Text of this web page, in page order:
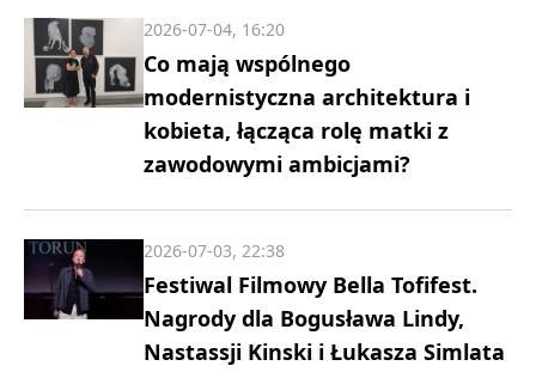
Co mają wspólnego
modernistyczna architektura i
kobieta, łącząca rolę matki z
zawodowymi ambicjami?
2026-07-04, 16:20
Festiwal Filmowy Bella Tofifest.
Nagrody dla Bogusława Lindy,
Nastassji Kinski i Łukasza Simlata
2026-07-03, 22:38